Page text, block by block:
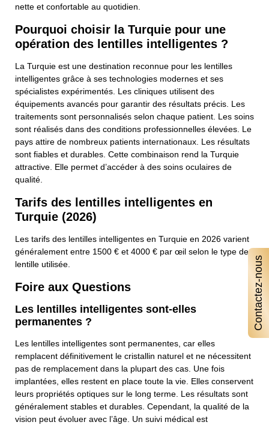
Contactez-nous
nette et confortable au quotidien.
Pourquoi choisir la Turquie pour une
opération des lentilles intelligentes ?
La Turquie est une destination reconnue pour les lentilles
intelligentes grâce à ses technologies modernes et ses
spécialistes expérimentés. Les cliniques utilisent des
équipements avancés pour garantir des résultats précis. Les
traitements sont personnalisés selon chaque patient. Les soins
sont réalisés dans des conditions professionnelles élevées. Le
pays attire de nombreux patients internationaux. Les résultats
sont fiables et durables. Cette combinaison rend la Turquie
attractive. Elle permet d’accéder à des soins oculaires de
qualité.
Tarifs des lentilles intelligentes en
Turquie (2026)
Les tarifs des lentilles intelligentes en Turquie en 2026 varient
généralement entre 1500 € et 4000 € par œil selon le type de
lentille utilisée.
Foire aux Questions
Les lentilles intelligentes sont-elles
permanentes ?
Les lentilles intelligentes sont permanentes, car elles
remplacent définitivement le cristallin naturel et ne nécessitent
pas de remplacement dans la plupart des cas. Une fois
implantées, elles restent en place toute la vie. Elles conservent
leurs propriétés optiques sur le long terme. Les résultats sont
généralement stables et durables. Cependant, la qualité de la
vision peut évoluer avec l’âge. Un suivi médical est